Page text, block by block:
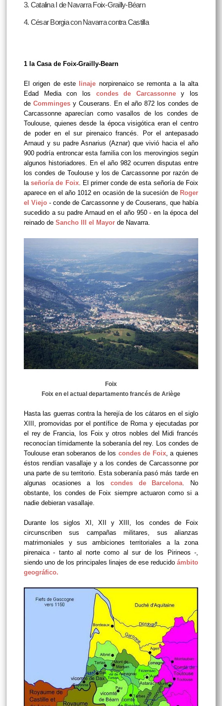
3. Catalina I de Navarra Foix-Grailly-Béarn
4. César Borgia con Navarra contra Castilla
1 la Casa de Foix-Grailly-Bearn
El origen de este linaje norpirenaico se remonta a la alta
Edad Media con los condes de Carcassonne
y los
de Comminges y Couserans. En el año 872 los condes de
Carcassonne aparecían como vasallos de los condes de
Toulouse, quienes desde la época visigótica eran el centro
de poder en el sur pirenaico francés. Por el antepasado
Arnaud y su padre Asnarius (Aznar) que vivió hacia el año
900 podría entroncar esta familia con los merovingios según
algunos historiadores. En el año 982 ocurren disputas entre
los condes de Toulouse y los de Carcassonne por razón de
laseñoría de Foix. El primer conde de esta señoría de Foix
aparece en el año 1012 en ocasión de la sucesión de Roger
el Viejo - conde de Carcassonne y de Couserans, que había
sucedido a su padre Arnaud en el año 950 - en la época del
reinado de Sancho III el Mayor de Navarra.
Foix
Foix en el actual departamento francés de Ariège
Hasta las guerras contra la herejía de los cátaros en el siglo
XIII, promovidas por el pontífice de Roma y ejecutadas por
el rey de Francia, los Foix y otros nobles del Midi francés
reconocían tímidamente la soberanía del rey. Los condes de
Toulouse eran soberanos de los condes de Foix, a quienes
éstos rendían vasallaje y a los condes de Carcassonne por
una parte de su territorio. Esta soberanía pasó más tarde en
algunas ocasiones a los condes de Barcelona. No
obstante, los condes de Foix siempre actuaron como si a
nadie debieran vasallaje.
Durante los siglos XI, XII y XIII, los condes de Foix
circunscriben sus campañas militares, sus alianzas
matrimoniales y sus ambiciones territoriales a la zona
pirenaica - tanto al norte como al sur de los Pirineos -,
siendo uno de los principales linajes de ese reducido ámbito
geográfico.